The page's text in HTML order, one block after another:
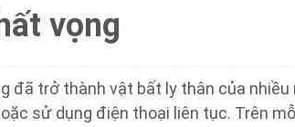
vọng
đã trở thành vật bất ly thân của
sử dụng điện thoại liên tục. Trên